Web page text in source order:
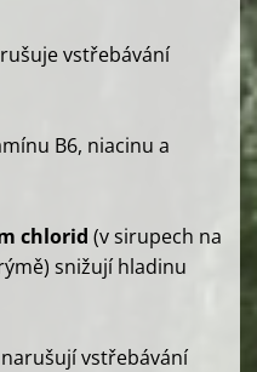
vstřebávání
B6, niacinu a
chlorid (v sirupech na
snižují hladinu
narušují vstřebávání